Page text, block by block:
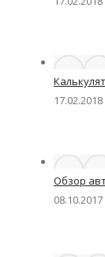
17.02.2018
Обзор
08.10.2017